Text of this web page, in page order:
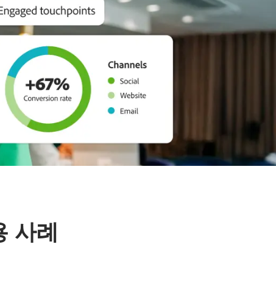
사례